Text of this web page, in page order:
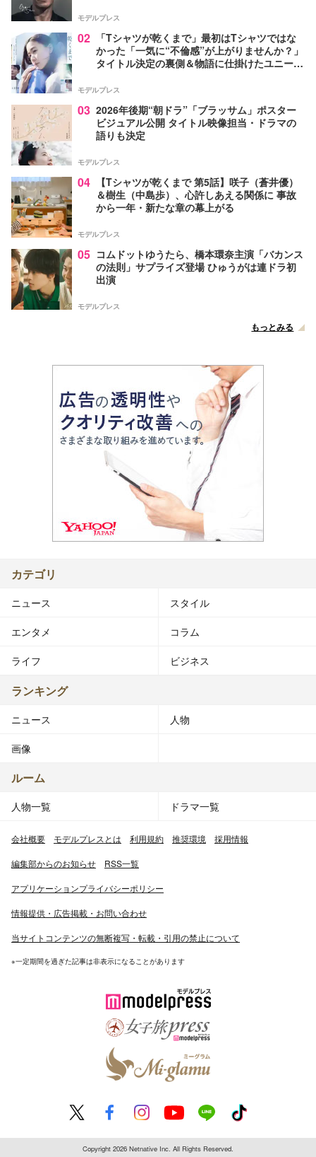
モデルプレス
02
「Tシャツが乾くまで」最初はTシャツではな
かった「一気に“不倫感”が上がりませんか？」
タイトル決定の裏側＆物語に仕掛けたユニーク
モデルプレス
03 2026年後期“朝ドラ”「ブラッサム」ポスター
ビジュアル公開 タイトル映像担当・ドラマの
語りも決定
モデルプレス
04
【Tシャツが乾くまで 第5話】咲子（蒼井優）
＆樹生（中島歩）、心許しあえる関係に 事故
から一年・新たな章の幕上がる
モデルプレス
05 コムドットゆうたら、橋本環奈主演「バカンス
の法則」サプライズ登場 ひゅうがは連ドラ初
出演
モデルプレス
もっとみる
カテゴリ
ニュース スタイル
エンタメ コラム
ライフ ビジネス
ランキング
ニュース 人物
画像
ルーム
人物一覧 ドラマ一覧
会社概要 モデルプレスとは 利用規約 推奨環境 採用情報
編集部からのお知らせ RSS一覧
アプリケーションプライバシーポリシー
情報提供・広告掲載・お問い合わせ
当サイトコンテンツの無断複写・転載・引用の禁止について
※一定期間を過ぎた記事は非表示になることがあります
Copyright 2026 Netnative Inc. All Rights Reserved.